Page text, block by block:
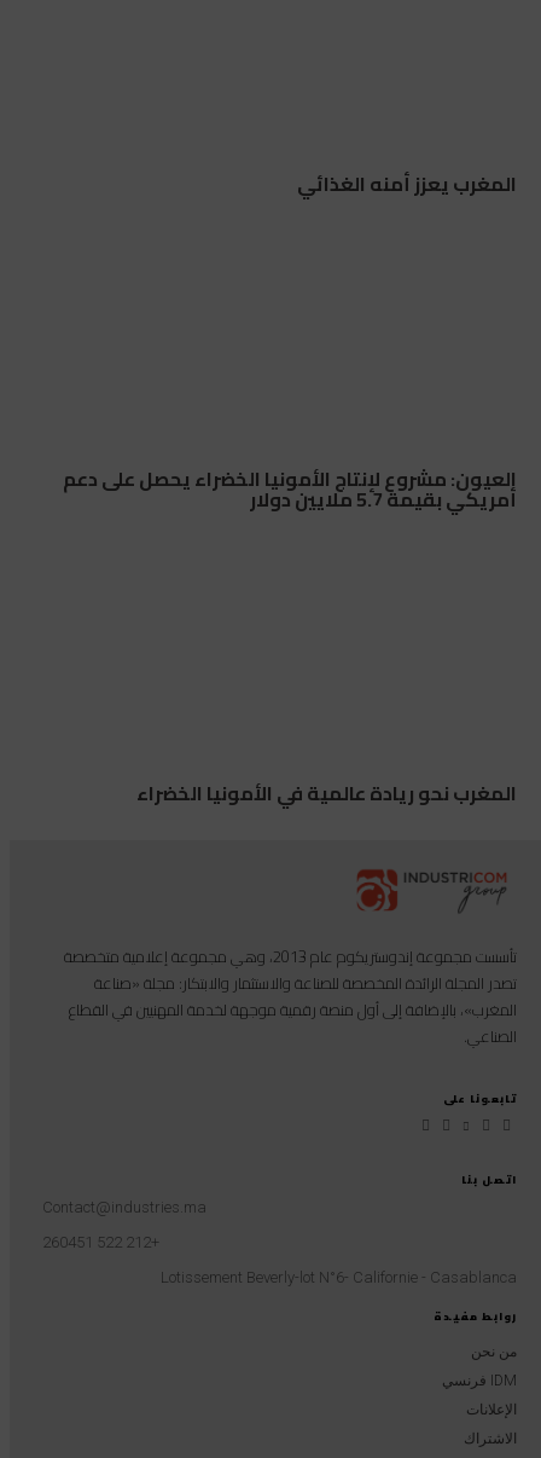
المغرب يعزز أمنه الغذائي
العيون: مشروع لإنتاج الأمونيا الخضراء يحصل على دعم
أمريكي بقيمة 5.7 ملايين دولار
المغرب نحو ريادة عالمية في الأمونيا الخضراء
روابط مفيدة
من نحن
IDM فرنسي
الإعلانات
الاشتراك
اتصل بنا
Contact@industries.ma
+212 522 260451
Lotissement Beverly-lot N°6- Californie - Casablanca
تأسست مجموعة إندوستريكوم عام 2013، وهي مجموعة إعلامية متخصصة
تصدر المجلة الرائدة المخصصة للصناعة والاستثمار والابتكار: مجلة «صناعة
المغرب»، بالإضافة إلى أول منصة رقمية موجهة لخدمة المهنيين في القطاع
الصناعي.
تابعونا على